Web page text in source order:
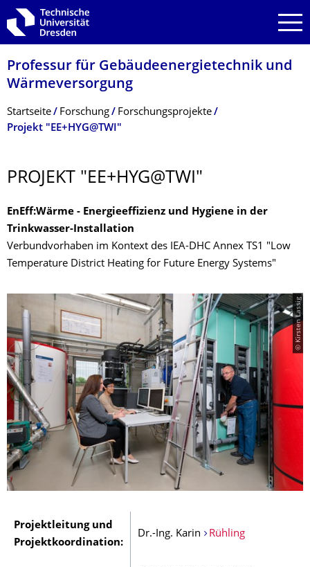
Zur Hauptnavigation springen
Zur Suche springen
Zum Inhalt springen
Professur für Gebäudeenergie­technik und
Wärmeversorgung
Breadcrumb-Menü
Startseite Forschung
Forschungsprojekte
Projekt "EE+HYG@TWI"
PROJEKT "EE+HYG@TWI"
EnEff:Wärme - Energieeffizienz und Hygiene in der
Trinkwasser-Installation
Verbundvorhaben im Kontext des IEA-DHC Annex TS1 "Low
Temperature District Heating for Future Energy Systems"
© Kirsten Lassig
Projektleitung und
Projektkoordination:
Dr.-Ing. Karin Rühling